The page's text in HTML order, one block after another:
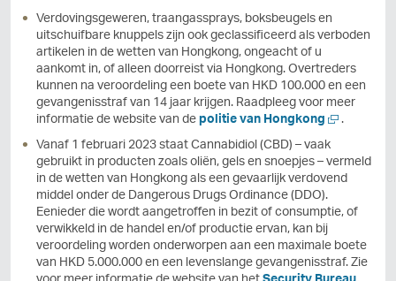
Verdovingsgeweren, traangassprays, boksbeugels en
uitschuifbare knuppels zijn ook geclassificeerd als verboden
artikelen in de wetten van Hongkong, ongeacht of u
aankomt in, of alleen doorreist via Hongkong. Overtreders
kunnen na veroordeling een boete van HKD 100.000 en een
gevangenisstraf van 14 jaar krijgen. Raadpleeg voor meer
informatie de website van depolitie van Hongkong N
e
u
w
v
e
n
s
t
.
Vanaf 1 februari 2023 staat Cannabidiol (CBD) – vaak
gebruikt in producten zoals oliën, gels en snoepjes – vermeld
in de wetten van Hongkong als een gevaarlijk verdovend
middel onder de Dangerous Drugs Ordinance (DDO).
Eenieder die wordt aangetroffen in bezit of consumptie, of
verwikkeld in de handel en/of productie ervan, kan bij
veroordeling worden onderworpen aan een maximale boete
van HKD 5.000.000 en een levenslange gevangenisstraf. Zie
voor meer informatie de website van hetSecurity Bureau,